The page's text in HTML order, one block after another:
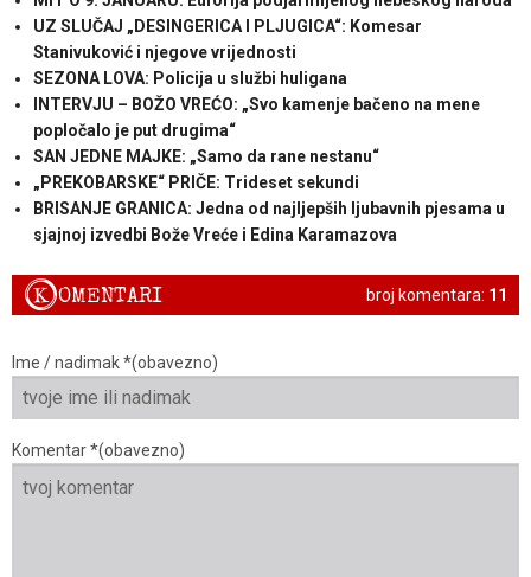
UZ SLUČAJ „DESINGERICA I PLJUGICA“: Komesar
Stanivuković i njegove vrijednosti
SEZONA LOVA: Policija u službi huligana
INTERVJU – BOŽO VREĆO: „Svo kamenje bačeno na mene
popločalo je put drugima“
SAN JEDNE MAJKE: „Samo da rane nestanu“
„PREKOBARSKE“ PRIČE: Trideset sekundi
BRISANJE GRANICA: Jedna od najljepših ljubavnih pjesama u
sjajnoj izvedbi Bože Vreće i Edina Karamazova
broj komentara: 11
KOMENTARI
Ime / nadimak *(obavezno)
Komentar *(obavezno)